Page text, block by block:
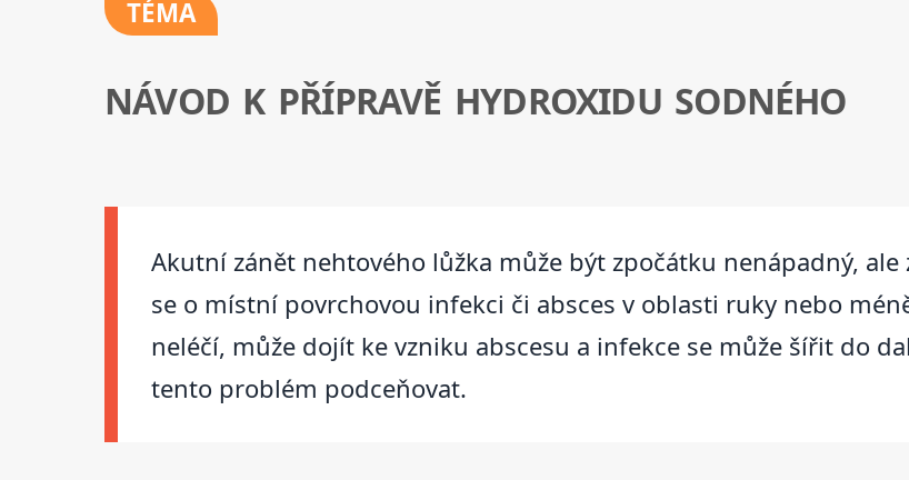
TÉMA
NÁVOD K PŘÍPRAVĚ HYDROXIDU SODNÉHO
Akutní zánět nehtového lůžka může být zpočátku nenápadný,
se o místní povrchovou infekci či absces v oblasti ruky nebo
neléčí, může dojít ke vzniku abscesu a infekce se může šířit do
tento problém podceňovat.